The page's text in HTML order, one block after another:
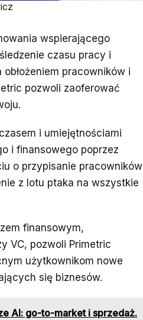
wspierającego
czasu pracy i
pracowników i
pozwoli zaoferować
i umiejętnościami
i finansowego poprzez
o przypisanie pracowników
z lotu ptaka na wszystkie
finansowym,
VC, pozwoli Primetric
użytkownikom nowe
się biznesów.
AI: go-to-market i sprzedaż.